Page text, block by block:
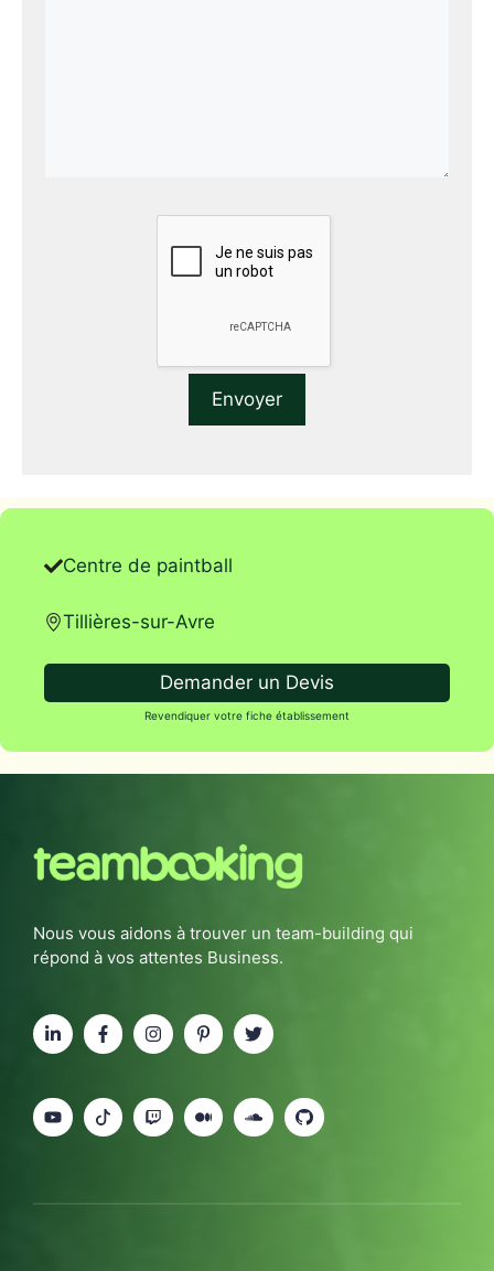
Centre de paintball
Tillières-sur-Avre
Demander un Devis
Revendiquer votre fiche établissement
Nous vous aidons à trouver un team-building qui
répond à vos attentes Business.